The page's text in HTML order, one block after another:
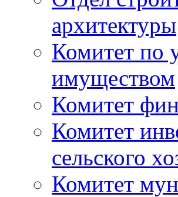
архитектуры
Комитет по
имуществом
Комитет
Комитет
сельского
Комитет